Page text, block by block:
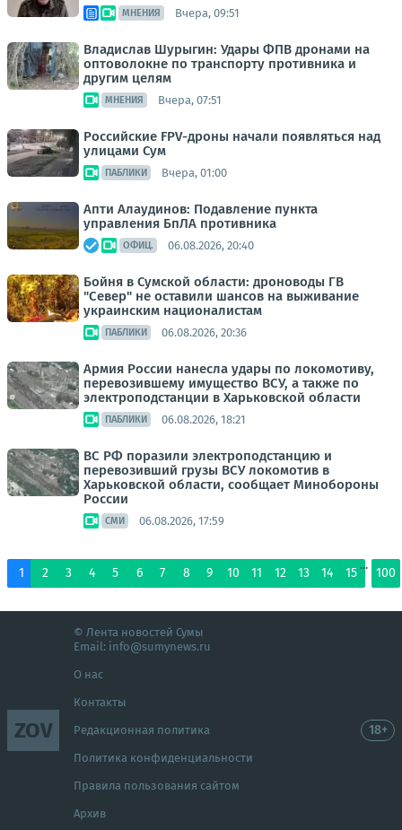
МНЕНИЯ Вчера, 09:51
Владислав Шурыгин: Удары ФПВ дронами на
оптоволокне по транспорту противника и
другим целям
МНЕНИЯ Вчера, 07:51
Российские FPV-дроны начали появляться над
улицами Сум
ПАБЛИКИ Вчера, 01:00
Апти Алаудинов: Подавление пункта
управления БпЛА противника
ОФИЦ. 06.08.2026, 20:40
Бойня в Сумской области: дроноводы ГВ
"Север" не оставили шансов на выживание
украинским националистам
ПАБЛИКИ 06.08.2026, 20:36
Армия России нанесла удары по локомотиву,
перевозившему имущество ВСУ, а также по
электроподстанции в Харьковской области
ПАБЛИКИ 06.08.2026, 18:21
ВС РФ поразили электроподстанцию и
перевозивший грузы ВСУ локомотив в
Харьковской области, сообщает Минобороны
России
СМИ 06.08.2026, 17:59
1 2 3 4 5 6 7 8 9 10 11 12 13 14 15
...
100
ZOV
© Лента новостей Сумы
Email: info@sumynews.ru
О нас
Контакты
Редакционная политика
Политика конфиденциальности
Правила пользования сайтом
Архив
18+